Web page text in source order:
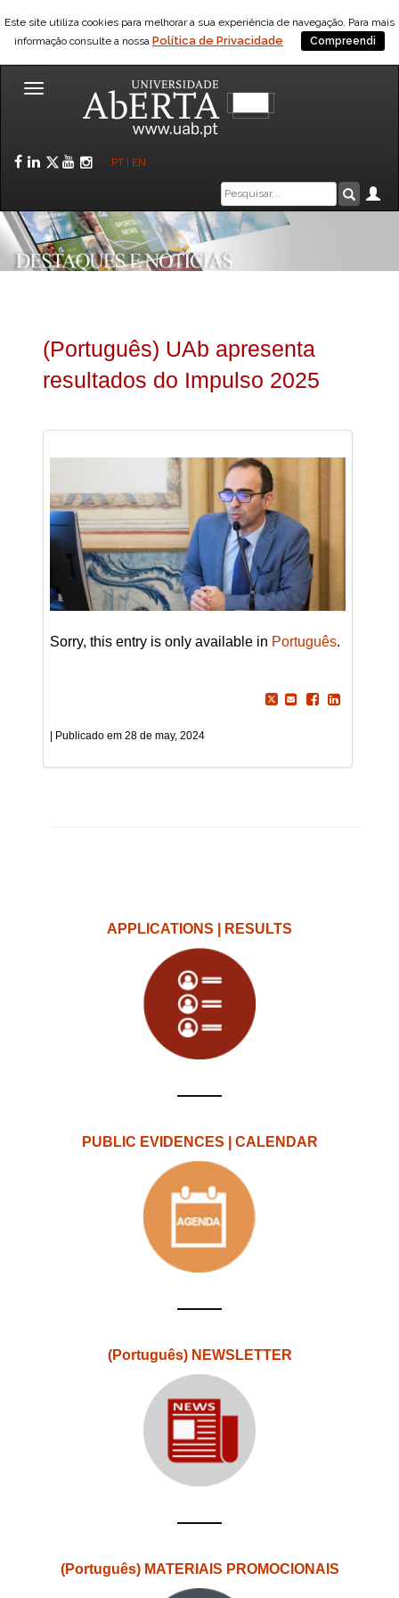
Este site utiliza cookies para melhorar a sua experiência de navegação. Para mais
informação consulte a nossa Política de Privacidade Compreendi
Toggle
Facebook
LinkedIn
Twitter
YouTube
Instagram
PT EN
Caixa
de
pesquisa
(Português) UAb apresenta
resultados do Impulso 2025
Sorry, this entry is only available in Português.
28 de may, 2024
APPLICATIONS | RESULTS
PUBLIC EVIDENCES | CALENDAR
(Português) NEWSLETTER
(Português) MATERIAIS PROMOCIONAIS